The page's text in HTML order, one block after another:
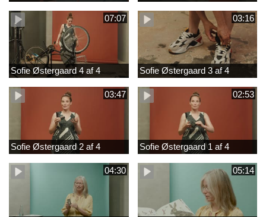
07:07
Sofie Østergaard 4 af 4
03:16
Sofie Østergaard 3 af 4
03:47
Sofie Østergaard 2 af 4
02:53
Sofie Østergaard 1 af 4
04:30 05:14